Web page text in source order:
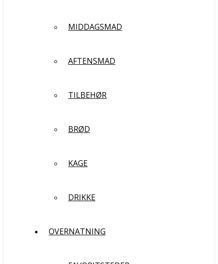
MIDDAGSMAD
AFTENSMAD
TILBEHØR
BRØD
KAGE
DRIKKE
OVERNATNING